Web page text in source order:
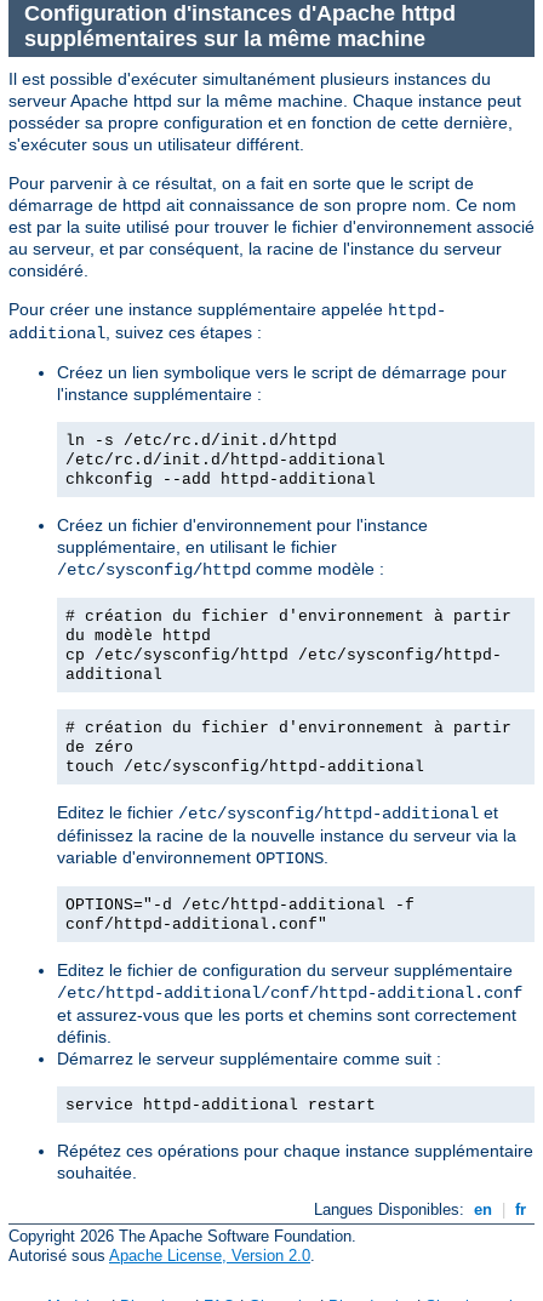
Configuration d'instances d'Apache httpd
supplémentaires sur la même machine
Il est possible d'exécuter simultanément plusieurs instances du
serveur Apache httpd sur la même machine. Chaque instance peut
posséder sa propre configuration et en fonction de cette dernière,
s'exécuter sous un utilisateur différent.
Pour parvenir à ce résultat, on a fait en sorte que le script de
démarrage de httpd ait connaissance de son propre nom. Ce nom
est par la suite utilisé pour trouver le fichier d'environnement associé
au serveur, et par conséquent, la racine de l'instance du serveur
considéré.
Pour créer une instance supplémentaire appelée httpd-
additional , suivez ces étapes :
Créez un lien symbolique vers le script de démarrage pour
l'instance supplémentaire :
ln -s /etc/rc.d/init.d/httpd
/etc/rc.d/init.d/httpd-additional
chkconfig --add httpd-additional
Créez un fichier d'environnement pour l'instance
supplémentaire, en utilisant le fichier
/etc/sysconfig/httpd comme modèle :
# création du fichier d'environnement à partir
du modèle httpd
cp /etc/sysconfig/httpd /etc/sysconfig/httpd-
additional
# création du fichier d'environnement à partir
de zéro
touch /etc/sysconfig/httpd-additional
Editez le fichier /etc/sysconfig/httpd-additional et
définissez la racine de la nouvelle instance du serveur via la
variable d'environnement OPTIONS
OPTIONS="-d /etc/httpd-additional -f
conf/httpd-additional.conf"
Editez le fichier de configuration du serveur supplémentaire
/etc/httpd-additional/conf/httpd-additional.conf
et assurez-vous que les ports et chemins sont correctement
définis.
Démarrez le serveur supplémentaire comme suit :
service httpd-additional restart
Répétez ces opérations pour chaque instance supplémentaire
souhaitée.
Langues Disponibles: en
fr
Copyright 2026 The Apache Software Foundation.
Autorisé sous Apache License, Version 2.0.